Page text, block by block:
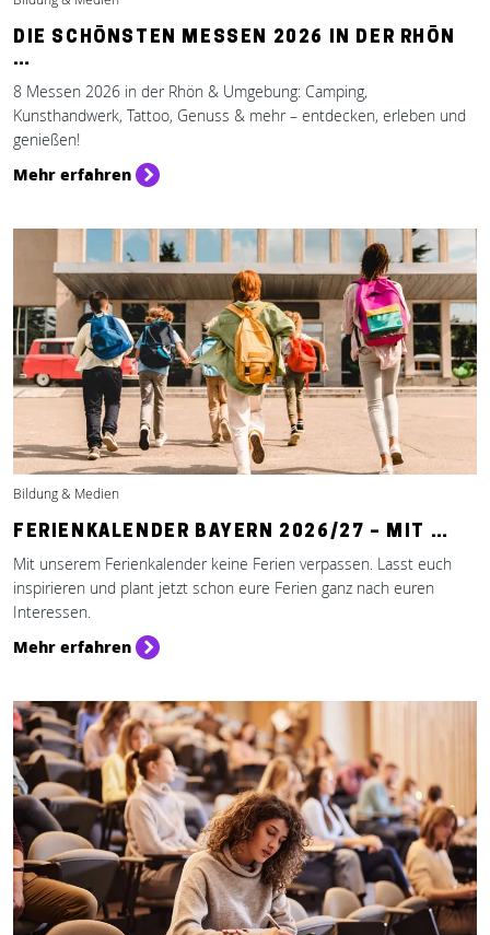
DIE SCHÖNSTEN MESSEN 2026 IN DER RHÖN
…
8 Messen 2026 in der Rhön & Umgebung: Camping,
Kunsthandwerk, Tattoo, Genuss & mehr – entdecken, erleben und
genießen!
Mehr erfahren
Bildung & Medien
FERIENKALENDER BAYERN 2026/27 – MIT …
Mit unserem Ferienkalender keine Ferien verpassen. Lasst euch
inspirieren und plant jetzt schon eure Ferien ganz nach euren
Interessen.
Mehr erfahren